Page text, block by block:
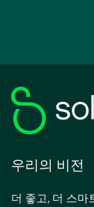
우리의 비전
더 좋고, 더 스마